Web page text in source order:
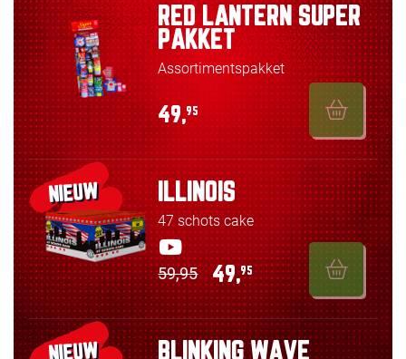
RED LANTERN SUPER
PAKKET
Assortimentspakket
49,95
NIEUW ILLINOIS
47 schots cake
59,95 49,95
NIEUW BLINKING WAVE